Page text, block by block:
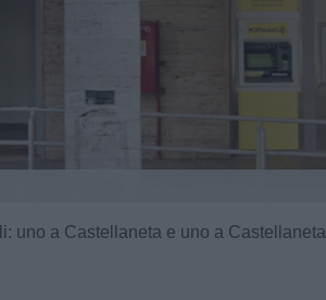
uno a Castellaneta e uno a Castellaneta